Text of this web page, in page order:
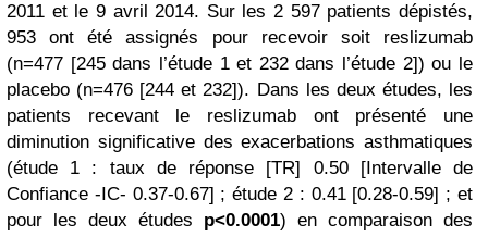
2011 et le 9 avril 2014. Sur les 2 597 patients dépistés,
953 ont été assignés pour recevoir soit reslizumab
(n=477 [245 dans l’étude 1 et 232 dans l’étude 2]) ou le
placebo (n=476 [244 et 232]). Dans les deux études, les
patients recevant le reslizumab ont présenté une
diminution significative des exacerbations asthmatiques
(étude 1 : taux de réponse [TR] 0.50 [Intervalle de
Confiance -IC- 0.37-0.67] ; étude 2 : 0.41 [0.28-0.59] ; et
pour les deux études p<0.0001) en comparaison des